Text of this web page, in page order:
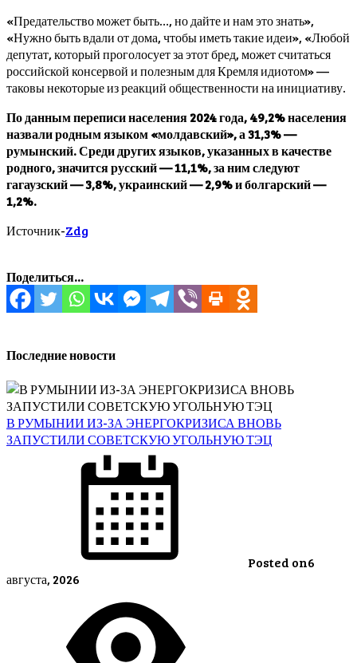
«Предательство может быть…, но дайте и нам это знать»,
«Нужно быть вдали от дома, чтобы иметь такие идеи», «Любой
депутат, который проголосует за этот бред, может считаться
российской консервой и полезным для Кремля идиотом» —
таковы некоторые из реакций общественности на инициативу.
По данным переписи населения 2024 года, 49,2% населения
назвали родным языком «молдавский», а 31,3% —
румынский. Среди других языков, указанных в качестве
родного, значится русский — 11,1%, за ним следуют
гагаузский — 3,8%, украинский — 2,9% и болгарский —
1,2%.
Источник-Zdg
Поделиться...
Последние новости
В РУМЫНИИ ИЗ-ЗА ЭНЕРГОКРИЗИСА ВНОВЬ
ЗАПУСТИЛИ СОВЕТСКУЮ УГОЛЬНУЮ ТЭЦ
Posted on6
августа, 2026